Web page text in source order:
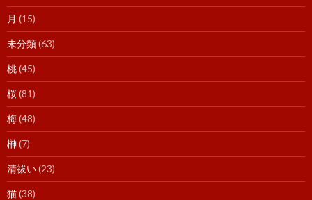
月 (15)
未分類(63)
桃(45)
桜(81)
梅(48)
榊(7)
清祓い(23)
猫(38)